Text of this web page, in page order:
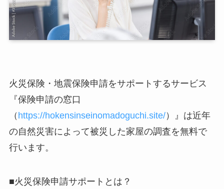
火災保険・地震保険申請をサポートするサービス
『保険申請の窓口
（ https://hokensinseinomadoguchi.site/）』は近年
の自然災害によって被災した家屋の調査を無料で
行います。
■火災保険申請サポートとは？